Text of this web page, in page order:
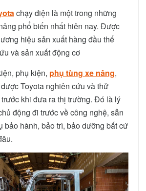
chạy điện là một trong những
phổ biến nhất hiên nay. Được
hiệu sản xuất hàng đầu thế
và sản xuất động cơ
phụ kiện, phụ tùng xe nâng,
Toyota nghiên cứu và thử
khi đưa ra thị trường. Đó là lý
động đi trước về công nghệ, sẵn
bảo hành, bảo trì, bảo dưỡng bất cứ